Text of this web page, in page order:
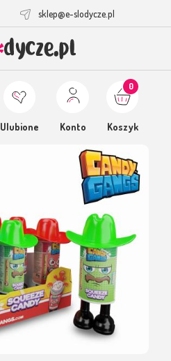
sklep@e-slodycze.pl
Ulubione Konto Koszyk
0